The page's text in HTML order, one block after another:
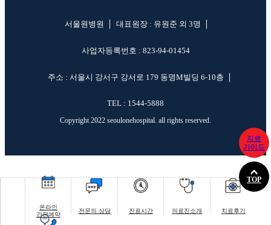
온라인
간편예약
전문의 상담 진료시간 의료진소개 치료후기
치료
가이드
TOP
서울원병원 대표원장 : 유원준 외 3명
사업자등록번호 : 823-94-01454
주소 : 서울시 강서구 강서로 179 동명M빌딩 6-10층
TEL : 1544-5888
Copyright 2022 seoulonehospital. all rights reserved.